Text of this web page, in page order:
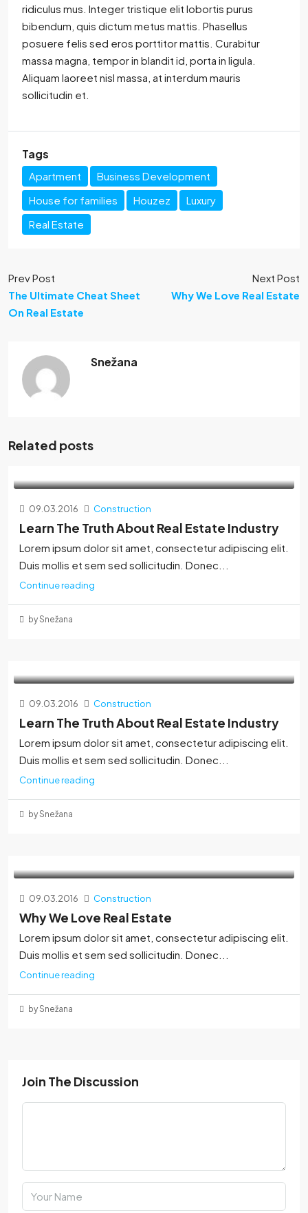
ridiculus mus. Integer tristique elit lobortis purus
bibendum, quis dictum metus mattis. Phasellus
posuere felis sed eros porttitor mattis. Curabitur
massa magna, tempor in blandit id, porta in ligula.
Aliquam laoreet nisl massa, at interdum mauris
sollicitudin et.
Tags
Apartment
Business Development
House for families
Houzez
Luxury
Real Estate
Prev Post
The Ultimate Cheat Sheet
On Real Estate
Next Post
Why We Love Real Estate
Snežana
Related posts
09.03.2016 Construction
Learn The Truth About Real Estate Industry
Lorem ipsum dolor sit amet, consectetur adipiscing elit.
Duis mollis et sem sed sollicitudin. Donec...
Continue reading
by Snežana
09.03.2016 Construction
Learn The Truth About Real Estate Industry
Lorem ipsum dolor sit amet, consectetur adipiscing elit.
Duis mollis et sem sed sollicitudin. Donec...
Continue reading
by Snežana
09.03.2016 Construction
Why We Love Real Estate
Lorem ipsum dolor sit amet, consectetur adipiscing elit.
Duis mollis et sem sed sollicitudin. Donec...
Continue reading
by Snežana
Join The Discussion